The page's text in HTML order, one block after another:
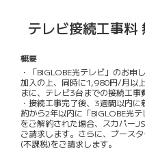
テレビ接続工事料
概要
・「BIGLOBE光テレビ」のお申
加入の上、同時に1,980円/月以
まに、テレビ3台までの接続工事
・接続工事完了後、3週間以内
約から2年以内に「BIGLOBE光
をご解約された場合、スカパー
ご請求します。さらに、ブース
(不課税)をご請求します。